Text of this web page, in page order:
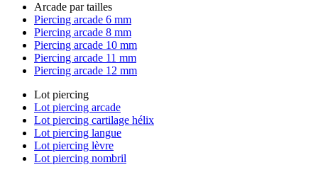
Arcade par tailles
Piercing arcade 6 mm
Piercing arcade 8 mm
Piercing arcade 10 mm
Piercing arcade 11 mm
Piercing arcade 12 mm
Lot piercing
Lot piercing arcade
Lot piercing cartilage hélix
Lot piercing langue
Lot piercing lèvre
Lot piercing nombril